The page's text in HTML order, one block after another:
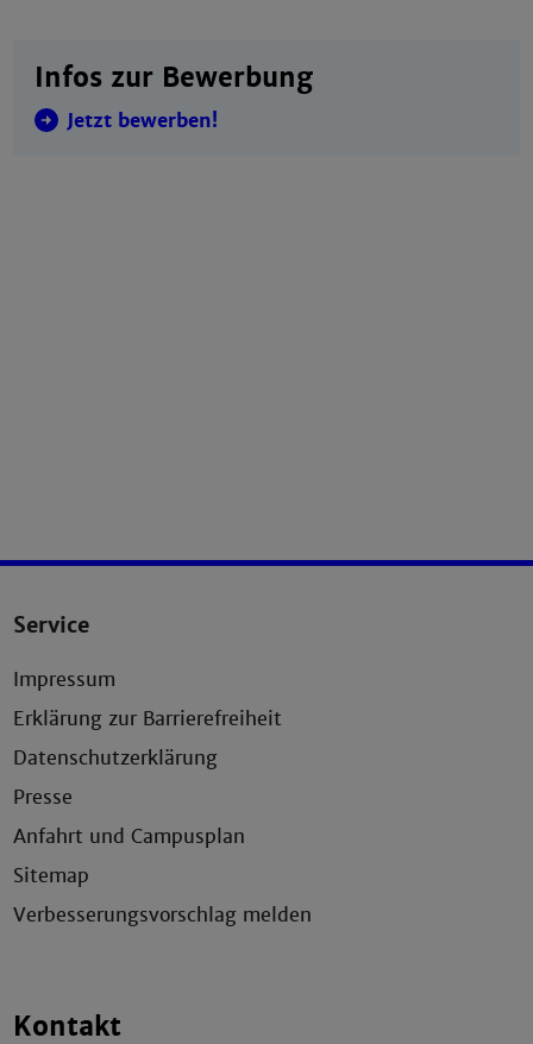
Infos zur Bewerbung
Jetzt bewerben!
Service
Impressum
Erklärung zur Barrierefreiheit
Datenschutzerklärung
Presse
Anfahrt und Campusplan
Sitemap
Verbesserungsvorschlag melden
Kontakt